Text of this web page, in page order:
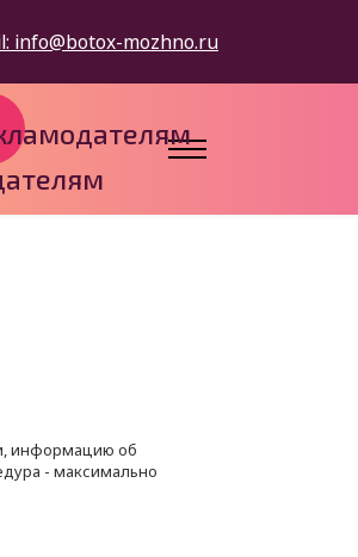
info@botox-mozhno.ru
информацию об
- максимально